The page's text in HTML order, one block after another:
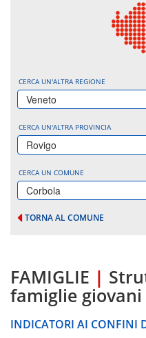
CERCA UN'ALTRA REGIONE
Veneto
CERCA UN'ALTRA PROVINCIA
Rovigo
CERCA UN COMUNE
Corbola
TORNA AL COMUNE
FAMIGLIE |
famiglie giovani
INDICATORI AI CONFINI